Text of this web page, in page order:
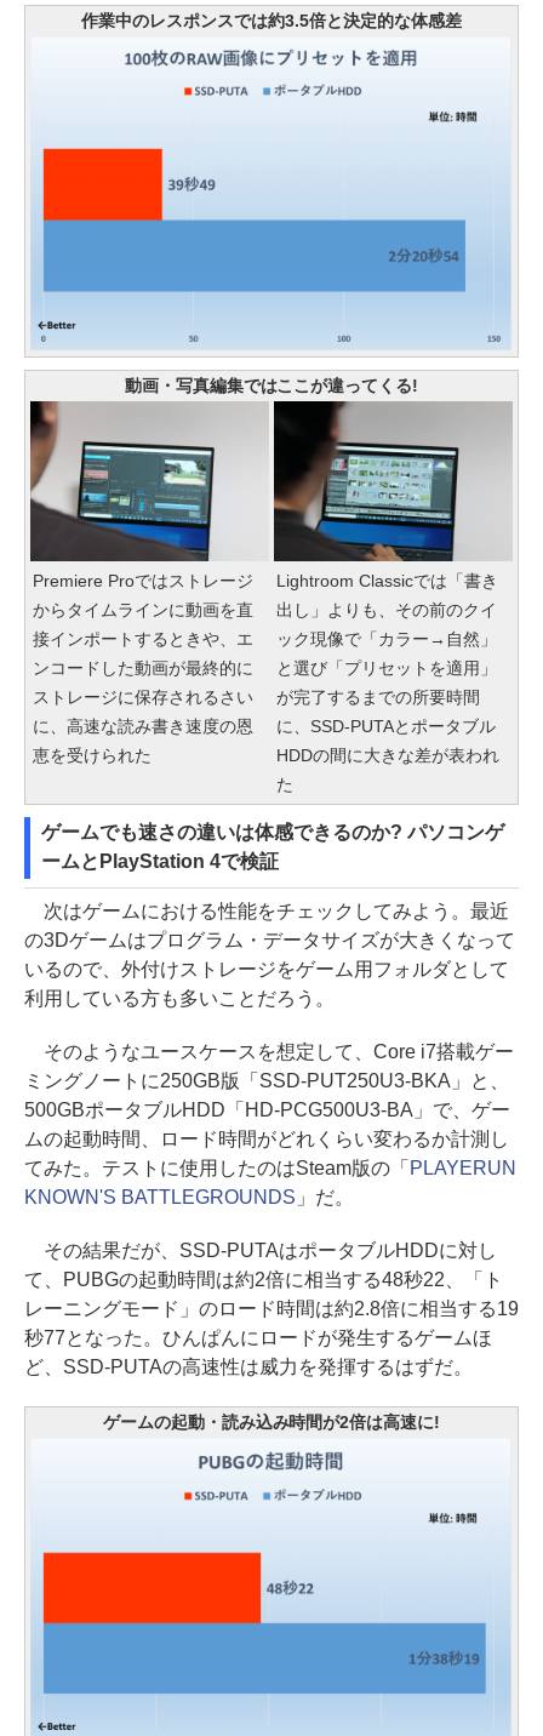
作業中のレスポンスでは約3.5倍と決定的な体感差
動画・写真編集ではここが違ってくる!
Premiere Proではストレージ
からタイムラインに動画を直
接インポートするときや、エ
ンコードした動画が最終的に
ストレージに保存されるさい
に、高速な読み書き速度の恩
恵を受けられた
Lightroom Classicでは「書き
出し」よりも、その前のクイ
ック現像で「カラー→自然」
と選び「プリセットを適用」
が完了するまでの所要時間
に、SSD-PUTAとポータブル
HDDの間に大きな差が表われ
た
ゲームでも速さの違いは体感できるのか? パソコンゲ
ームとPlayStation 4で検証
次はゲームにおける性能をチェックしてみよう。最近
の3Dゲームはプログラム・データサイズが大きくなって
いるので、外付けストレージをゲーム用フォルダとして
利用している方も多いことだろう。
そのようなユースケースを想定して、Core i7搭載ゲー
ミングノートに250GB版「SSD-PUT250U3-BKA」と、
500GBポータブルHDD「HD-PCG500U3-BA」で、ゲー
ムの起動時間、ロード時間がどれくらい変わるか計測し
てみた。テストに使用したのはSteam版の「 PLAYERUN
KNOWN'S BATTLEGROUNDS 」だ。
その結果だが、SSD-PUTAはポータブルHDDに対し
て、PUBGの起動時間は約2倍に相当する48秒22、「ト
レーニングモード」のロード時間は約2.8倍に相当する19
秒77となった。ひんぱんにロードが発生するゲームほ
ど、SSD-PUTAの高速性は威力を発揮するはずだ。
ゲームの起動・読み込み時間が2倍は高速に!